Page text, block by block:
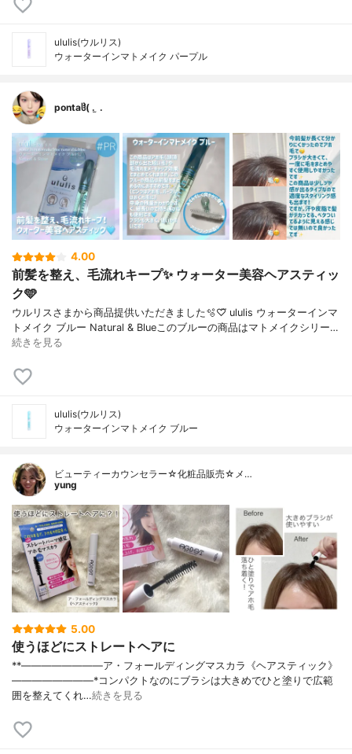
ululis(ウルリス)
ウォーターインマトメイク パープル
pontaჱ̒( . ̫ .
4.00
前髪を整え、毛流れキープ✨️ ウォーター美容ヘアスティッ
ク🩵
ウルリスさまから商品提供いただきました🫧‪♡⃛ ululis ウォーターインマ
トメイク ブルー Natural & Blueこのブルーの商品はマトメイクシリー…
続きを見る
ululis(ウルリス)
ウォーターインマトメイク ブルー
ビューティーカウンセラー☆化粧品販売☆メ…
yung
5.00
使うほどにストレートヘアに
⁡**————————⁡ア・フォールディングマスカラ⁡《ヘアスティック》⁡
————————⁡⁡⁡⁡*コンパクトなのにブラシは大きめでひと塗りで広範
囲を整えてくれ…続きを見る